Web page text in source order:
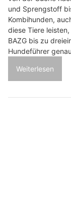
und Sprengstoff
Kombihunden,
diese Tiere
BAZG bis zu
Hundeführer
Weiterlesen